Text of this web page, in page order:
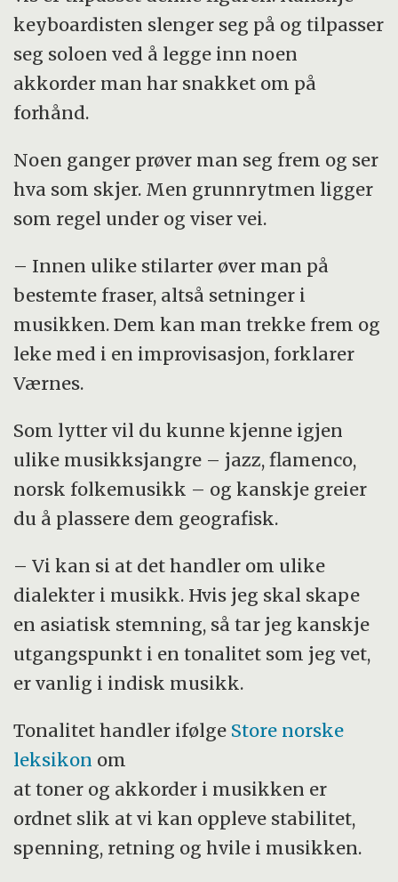
keyboardisten slenger seg på og tilpasser
seg soloen ved å legge inn noen
akkorder man har snakket om på
forhånd.
Noen ganger prøver man seg frem og ser
hva som skjer. Men grunnrytmen ligger
som regel under og viser vei.
– Innen ulike stilarter øver man på
bestemte fraser, altså setninger i
musikken. Dem kan man trekke frem og
leke med i en improvisasjon, forklarer
Værnes.
Som lytter vil du kunne kjenne igjen
ulike musikksjangre – jazz, flamenco,
norsk folkemusikk – og kanskje greier
du å plassere dem geografisk.
– Vi kan si at det handler om ulike
dialekter i musikk. Hvis jeg skal skape
en asiatisk stemning, så tar jeg kanskje
utgangspunkt i en tonalitet som jeg vet,
er vanlig i indisk musikk.
Tonalitet handler ifølge Store norske
leksikon om
at toner og akkorder i musikken er
ordnet slik at vi kan oppleve stabilitet,
spenning, retning og hvile i musikken.